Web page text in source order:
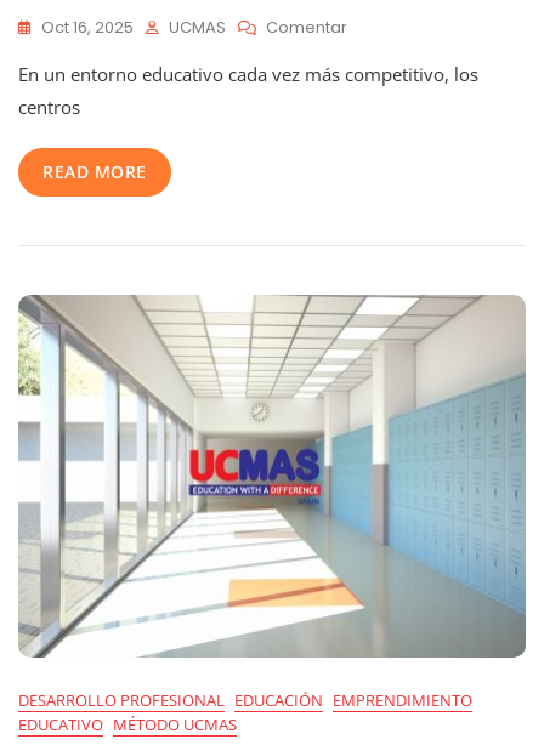
Oct 16, 2025 UCMAS ComentarEn
La
Academias
Apuestan
Por
La
Innovación
Educativa
En un entorno educativo cada vez más competitivo, los
centros
READ MORE
DESARROLLO PROFESIONAL EDUCACIÓN EMPRENDIMIENTO
EDUCATIVO MÉTODO UCMAS